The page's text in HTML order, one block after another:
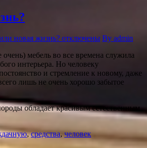
новая жизнь? отключены By admin
мебель во все времена служила
интерьера. Но человеку
и стремление к новому, даже
лишь не очень хорошо забытое
обладает красивым естественным
,средства, человек